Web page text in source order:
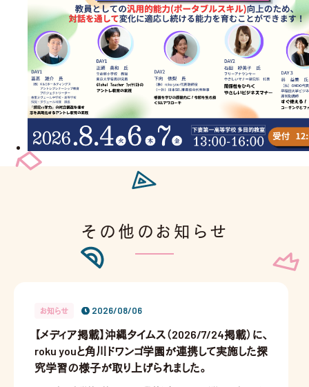
その他のお知らせ
お知らせ 2026/08/06
【メディア掲載】沖縄タイムス（2026/7/24掲載）に、
roku youと角川ドワンゴ学園が連携して実施した探
究学習の様子が取り上げられました。